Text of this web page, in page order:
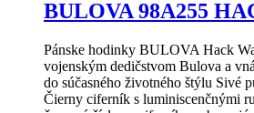
BULOVA 98A255
Pánske hodinky BULOVA Hack
vojenským dedičstvom Bulova a
do súčasného životného štýlu Sivé
Čierny ciferník s luminiscenčnými